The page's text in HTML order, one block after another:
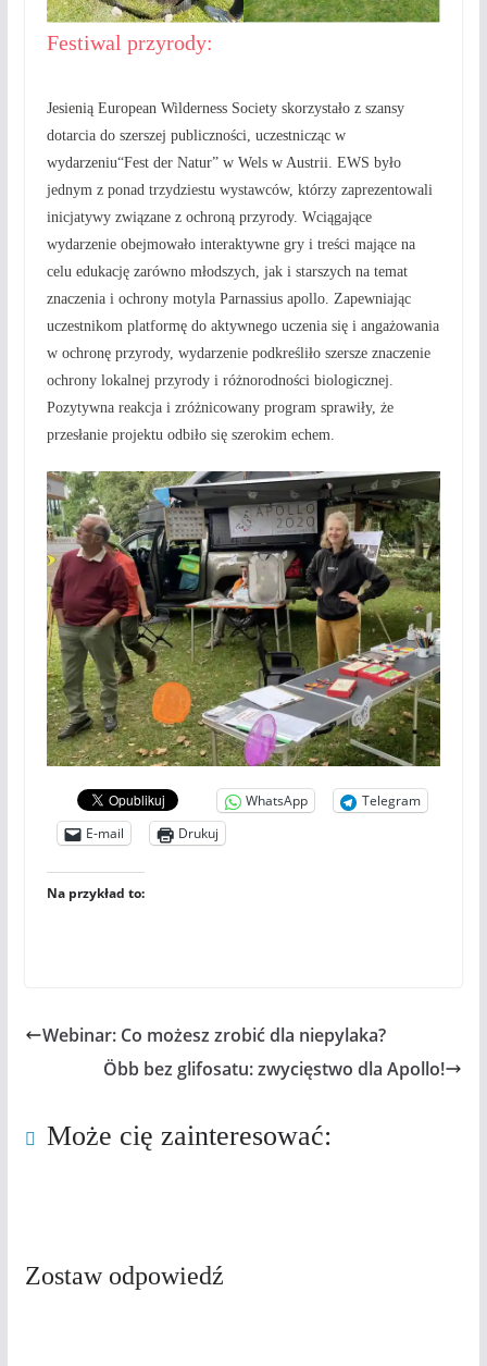
Festiwal przyrody:
Jesienią European Wilderness Society skorzystało z szansy
dotarcia do szerszej publiczności, uczestnicząc w
wydarzeniu“Fest der Natur” w Wels w Austrii. EWS było
jednym z ponad trzydziestu wystawców, którzy zaprezentowali
inicjatywy związane z ochroną przyrody. Wciągające
wydarzenie obejmowało interaktywne gry i treści mające na
celu edukację zarówno młodszych, jak i starszych na temat
znaczenia i ochrony motyla Parnassius apollo. Zapewniając
uczestnikom platformę do aktywnego uczenia się i angażowania
w ochronę przyrody, wydarzenie podkreśliło szersze znaczenie
ochrony lokalnej przyrody i różnorodności biologicznej.
Pozytywna reakcja i zróżnicowany program sprawiły, że
przesłanie projektu odbiło się szerokim echem.
WhatsApp
Telegram
E-mail
Drukuj
Na przykład to:
Webinar: Co możesz zrobić dla niepylaka?
Öbb bez glifosatu: zwycięstwo dla Apollo!
Może cię zainteresować:
Zostaw odpowiedź